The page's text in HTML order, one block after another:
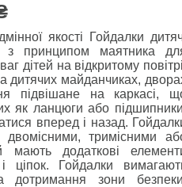
якості Гойдалки
з принципом маятника
дітей на відкритому
дитячих майданчиках,
підвішане на каркасі,
як ланцюги або
вперед і назад.
тримісними
мають додаткові
ціпок. Гойдалки
дотримання зони